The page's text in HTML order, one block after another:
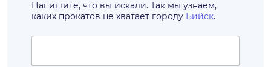
Напишите, что вы искали. Так мы узнаем,
каких прокатов не хватает городу Бийск.